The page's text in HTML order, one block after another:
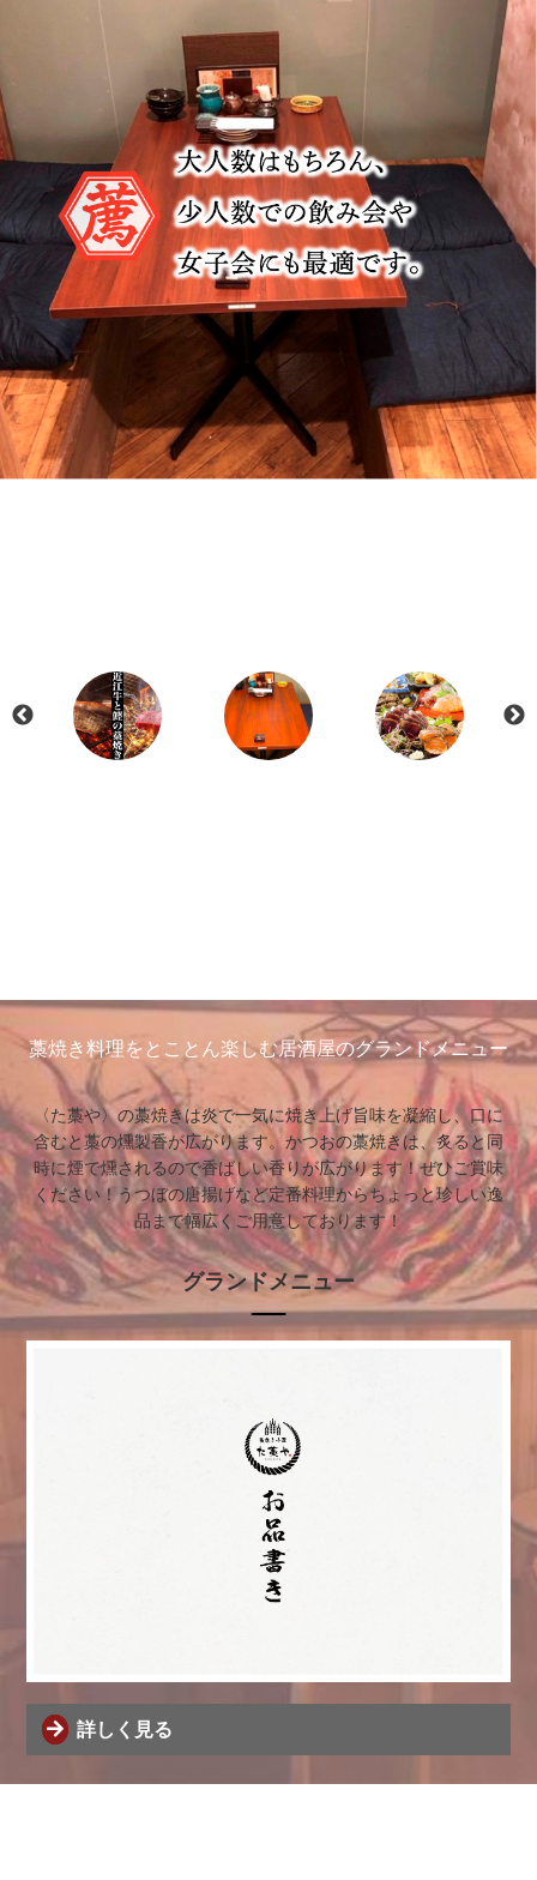
藁焼き料理をとことん楽しむ居酒屋のグランドメニュー
〈た藁や〉の藁焼きは炎で一気に焼き上げ旨味を凝縮し、口に
含むと藁の燻製香が広がります。かつおの藁焼きは、炙ると同
時に煙で燻されるので香ばしい香りが広がります！ぜひご賞味
ください！うつぼの唐揚げなど定番料理からちょっと珍しい逸
品まで幅広くご用意しております！
グランドメニュー
詳しく見る